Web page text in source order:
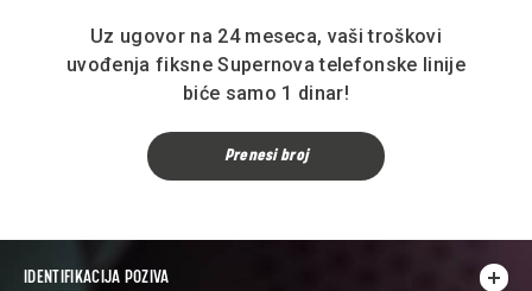
Uz ugovor na 24 meseca, vaši troškovi
uvođenja fiksne Supernova telefonske linije
biće samo 1 dinar!
Prenesi broj
IDENTIFIKACIJA POZIVA